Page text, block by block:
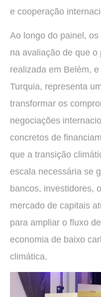
e cooperação
Ao longo do painel,
na avaliação de que
realizada em Belém,
Turquia, representa
transformar os
negociações
concretos de
que a transição
escala necessária se
bancos, investidores,
mercado de capitais
para ampliar o fluxo
economia de baixo
climática.